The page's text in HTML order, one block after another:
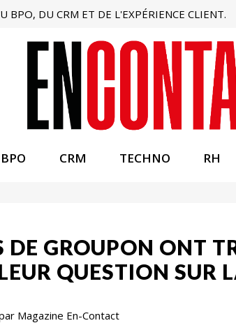
DU CRM ET DE L'EXPÉRIENCE CLIENT.
BPO CRM TECHNO RH
DE GROUPON ONT
QUESTION SUR
Magazine En-Contact